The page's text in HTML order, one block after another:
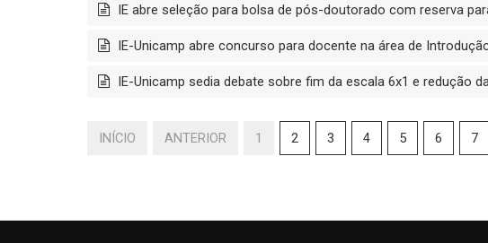
IE abre seleção para bolsa de pós-doutorado com reserva
IE-Unicamp abre concurso para docente na área de
IE-Unicamp sedia debate sobre fim da escala 6x1 e redução
INÍCIO ANTERIOR 1 2 3 4 5 6 7